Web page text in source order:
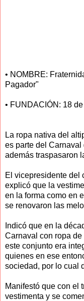
• NOMBRE:
Pagador"
• FUNDACIÓN: 18
La ropa nativa del
es parte del
además traspasaron
El vicepresidente del
explicó que la
en la forma como en
se renovaron las
Indicó que en la
Carnaval con ropa
este conjunto era
quienes en ese
sociedad, por lo cual
Manifestó que con el
vestimenta y se